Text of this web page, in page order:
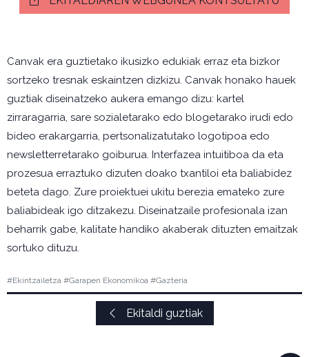
Canvak era guztietako ikusizko edukiak erraz eta bizkor
sortzeko tresnak eskaintzen dizkizu. Canvak honako hauek
guztiak diseinatzeko aukera emango dizu: kartel
zirraragarria, sare sozialetarako edo blogetarako irudi edo
bideo erakargarria, pertsonalizatutako logotipoa edo
newsletterretarako goiburua. Interfazea intuitiboa da eta
prozesua erraztuko dizuten doako txantiloi eta baliabidez
beteta dago. Zure proiektuei ukitu berezia emateko zure
baliabideak igo ditzakezu. Diseinatzaile profesionala izan
beharrik gabe, kalitate handiko akaberak dituzten emaitzak
sortuko dituzu.
#Ekintzailetza #Garapen Ekonomikoa #Gazteria
Ekitaldi guztiak